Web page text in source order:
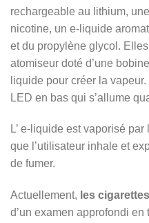
rechargeable au lithium,
nicotine, un e-liquide
et du propylène glycol.
atomiseur doté d’une
liquide pour créer la
LED en bas qui s’allume
L’ e-liquide est vaporisé
que l’utilisateur inhale et
de fumer.
Actuellement, les
d’un examen approfondi